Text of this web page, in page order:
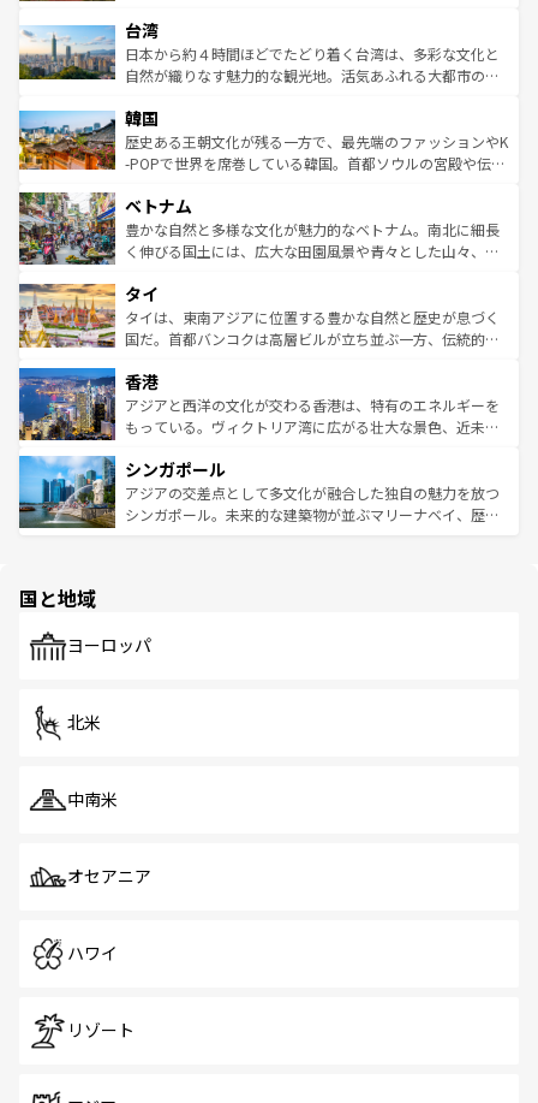
ならではの贅沢な旅のスタイルだ。 なお、新着のアメリカ
情報はコンテンツ一覧を参照してほしい。
れるおもてなしの心で訪れる人々を迎えてくれるハワイの
人々、おいしいローカルフードやハワイアンミュージッ
ク、伝統的なフラダンスなど、すべてがハワイの魅力を彩
ワイを、存分に味わってほしい。 なお、新着のハワイ情報
はコンテンツ一覧を参照してほしい。
リアリーフや大陸中央部にそびえるウルル（エアーズロッ
ク）、タスマニアの美しい原生林やケアンズの熱帯雨林な
ど、見どころがたくさん。また、カフェやワイン、オージ
いる。アクティビティも充実しており、サーフィンやダイ
ビング、ハイキングなど、アウトドア好きにはたまらな
い。オーストラリアの多彩な魅力を存分に味わいつくそ
参照してほしい。
台湾
日本から約４時間ほどでたどり着く台湾は、多彩な文化と
自然が織りなす魅力的な観光地。活気あふれる大都市の台
ン）、静ひつな山岳地帯である台湾東部など、都市の喧騒
と山間の静けさが共存しており、訪れる人に新しい発見と
驚きをもたらしてくれる。また、奥深い台湾の食文化も魅
容にもいいと評判のスイーツなど、バラエティ豊かな料理
が味わえる。 なお、新着の台湾情報は コンテンツ一覧を参
照してほしい。
韓国
歴史ある王朝文化が残る一方で、最先端のファッションやK
-POPで世界を席巻している韓国。首都ソウルの宮殿や伝統
き、地方に足を延ばせば四季折々の自然美を楽しむことが
できる。そして、キムチや焼肉、絶品のストリートフード
まで、さまざまな韓国料理が待っている。夜には、韓国な
リティに包まれながら、韓国の多彩な魅力を心ゆくまで味
わってみてほしい。 なお、新着の韓国情報はコンテンツ一
覧を参照してほしい。
ベトナム
豊かな自然と多様な文化が魅力的なベトナム。南北に細長
く伸びる国土には、広大な田園風景や青々とした山々、世
急速な発展と共に伝統が息づく。ハノイの古い町並みやホ
ーチミン市のフランス統治時代の建物も、独特の雰囲気を
醸し出している。また、バラエティの豊かさとおいしさで
とつ。フォーやバインミー、ベトナムコーヒーなどは、ぜ
ひ現地で味わいたい。どの地域を訪れてもあたたかい人々
が旅行者を迎えてくれるので、きっと忘れられない旅にな
参照してほしい。
タイ
タイは、東南アジアに位置する豊かな自然と歴史が息づく
国だ。首都バンコクは高層ビルが立ち並ぶ一方、伝統的な
の活気が交差している。北部ではチェンマイなどの山岳地
帯で自然と触れ合い、南部ではプーケットやクラビの美し
いビーチでリゾート気分を楽しむことができる。タイ料理
激する。気候は一年中温暖で、どの季節にも異なる楽しみ
が待っている。親しみやすいタイの人々、仏教を中心とし
た文化、そして多様な観光資源が、訪れる旅人を魅了し続
香港
アジアと西洋の文化が交わる香港は、特有のエネルギーを
もっている。ヴィクトリア湾に広がる壮大な景色、近未来
み、どこを訪れても感動するはず。観光スポットが密集し
ており、効率よく見どころを回れるのも魅力。息をのむよ
うな絶景から文化的な体験まで、香港を存分に楽しみ尽く
シンガポール
アジアの交差点として多文化が融合した独自の魅力を放つ
シンガポール。未来的な建築物が並ぶマリーナベイ、歴史
で、ホーカーズは地元の風情を楽しめる外せないスポット
国と地域
ヨーロッパ
北米
中南米
オセアニア
ハワイ
リゾート